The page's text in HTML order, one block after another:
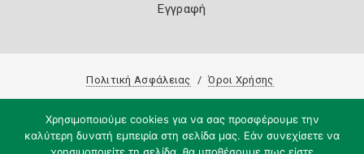
Εγγραφή
Πολιτική Ασφάλειας Όροι Χρήσης
Χρησιμοποιούμε cookies για να σας προσφέρουμε την
καλύτερη δυνατή εμπειρία στη σελίδα μας. Εάν συνεχίσετε να